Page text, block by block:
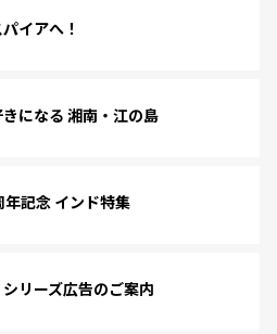
イアへ！
になる 湘南・江の島
記念 インド特集
シリーズ広告のご案内